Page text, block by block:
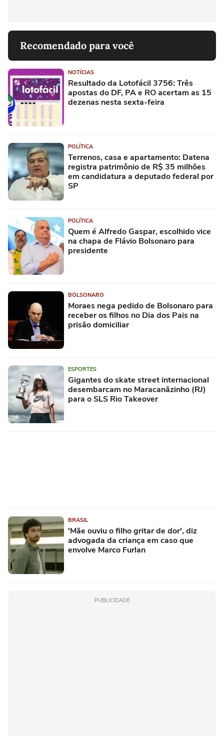
Recomendado para você
NOTÍCIAS
Resultado da Lotofácil 3756: Três
apostas do DF, PA e RO acertam as 15
dezenas nesta sexta-feira
POLÍTICA
Terrenos, casa e apartamento: Datena
registra patrimônio de R$ 35 milhões
em candidatura a deputado federal por
SP
POLÍTICA
Quem é Alfredo Gaspar, escolhido vice
na chapa de Flávio Bolsonaro para
presidente
BOLSONARO
Moraes nega pedido de Bolsonaro para
receber os filhos no Dia dos Pais na
prisão domiciliar
ESPORTES
Gigantes do skate street internacional
desembarcam no Maracanãzinho (RJ)
para o SLS Rio Takeover
BRASIL
'Mãe ouviu o filho gritar de dor', diz
advogada da criança em caso que
envolve Marco Furlan
PUBLICIDADE